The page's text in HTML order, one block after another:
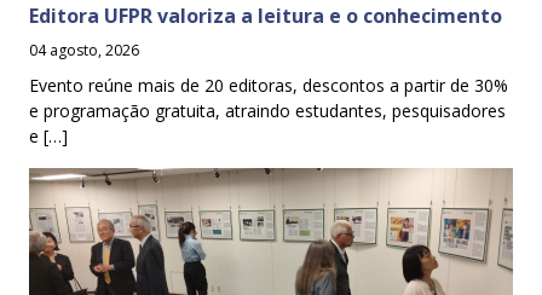
Editora UFPR valoriza a leitura e o conhecimento
04 agosto, 2026
Evento reúne mais de 20 editoras, descontos a partir de 30%
e programação gratuita, atraindo estudantes, pesquisadores
e […]